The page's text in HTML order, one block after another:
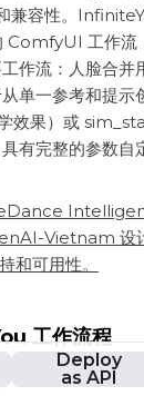
Deploy
as API
兼容性。
工作流
作流：人脸合并
单一参考和提示
效果）或
有完整的参数自
Vietnam 设
和可用性。
工作流程